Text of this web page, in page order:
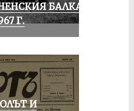
БАЛКАН
Г.
И